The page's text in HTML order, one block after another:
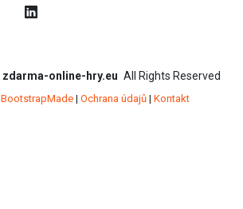
zdarma-online-hry.eu All Rights Reserved
BootstrapMade| Ochrana údajů| Kontakt